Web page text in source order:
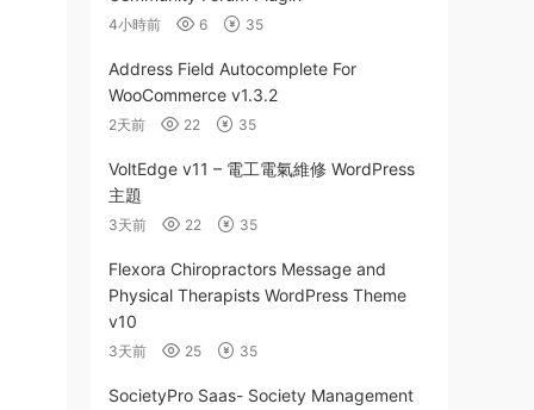
4小時前 6 35
Address Field Autocomplete For
WooCommerce v1.3.2
2天前 22 35
VoltEdge v11 – 電工電氣維修 WordPress
主題
3天前 22 35
Flexora Chiropractors Message and
Physical Therapists WordPress Theme
v10
3天前 25 35
SocietyPro Saas- Society Management